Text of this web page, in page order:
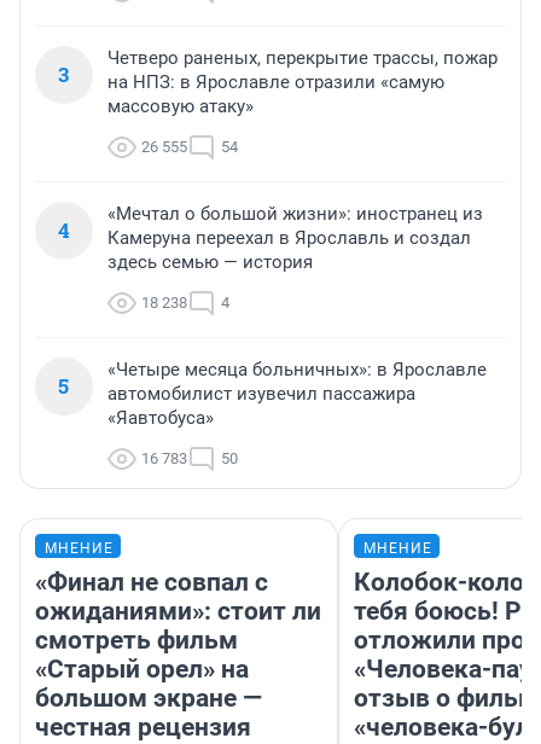
3
Четверо раненых, перекрытие трассы, пожар
на НПЗ: в Ярославле отразили «самую
массовую атаку»
26 555 54
4
«Мечтал о большой жизни»: иностранец из
Камеруна переехал в Ярославль и создал
здесь семью — история
18 238 4
5
«Четыре месяца больничных»: в Ярославле
автомобилист изувечил пассажира
«Яавтобуса»
16 783 50
МНЕНИЕ
«Финал не совпал с
ожиданиями»: стоит ли
смотреть фильм
«Старый орел» на
большом экране —
честная рецензия
МНЕНИЕ
Колобок-
тебя боюсь!
отложили
«Человека-
отзыв о
«человека-